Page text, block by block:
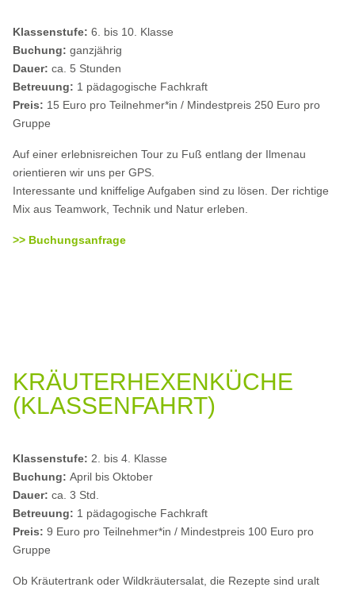
Klassenstufe:6. bis 10. Klasse
Buchung:ganzjährig
Dauer:ca. 5 Stunden
Betreuung: 1 pädagogische Fachkraft
Preis: 15 Euro pro Teilnehmer*in / Mindestpreis 250 Euro pro
Gruppe
Auf einer erlebnisreichen Tour zu Fuß entlang der Ilmenau
orientieren wir uns per GPS.
Interessante und kniffelige Aufgaben sind zu lösen. Der richtige
Mix aus Teamwork, Technik und Natur erleben.
>> Buchungsanfrage
KRÄUTERHEXENKÜCHE
(KLASSENFAHRT)
Klassenstufe: 2. bis 4. Klasse
Buchung:April bis Oktober
Dauer: ca. 3 Std.
Betreuung: 1 pädagogische Fachkraft
Preis: 9 Euro pro Teilnehmer*in / Mindestpreis 100 Euro pro
Gruppe
Ob Kräutertrank oder Wildkräutersalat, die Rezepte sind uralt